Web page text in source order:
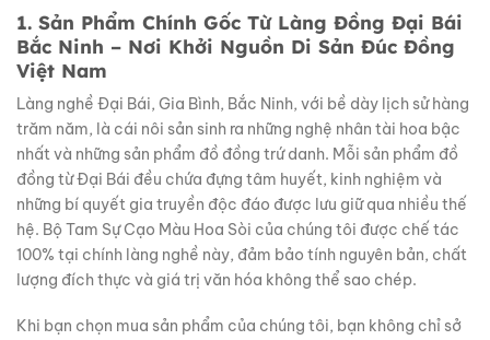
1. Sản Phẩm Chính Gốc Từ Làng Đồng Đại Bái
Bắc Ninh – Nơi Khởi Nguồn Di Sản Đúc Đồng
Việt Nam
Làng nghề Đại Bái, Gia Bình, Bắc Ninh, với bề dày lịch sử hàng
trăm năm, là cái nôi sản sinh ra những nghệ nhân tài hoa bậc
nhất và những sản phẩm đồ đồng trứ danh. Mỗi sản phẩm đồ
đồng từ Đại Bái đều chứa đựng tâm huyết, kinh nghiệm và
những bí quyết gia truyền độc đáo được lưu giữ qua nhiều thế
hệ. Bộ Tam Sự Cạo Màu Hoa Sòi của chúng tôi được chế tác
100% tại chính làng nghề này, đảm bảo tính nguyên bản, chất
lượng đích thực và giá trị văn hóa không thể sao chép.
Khi bạn chọn mua sản phẩm của chúng tôi, bạn không chỉ sở